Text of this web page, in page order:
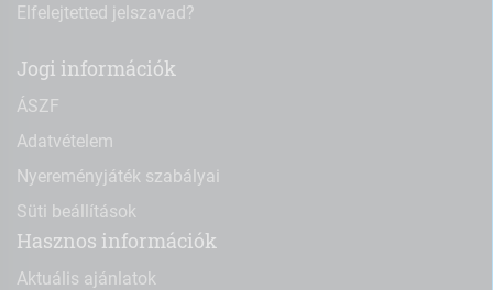
Elfelejtetted jelszavad?
Jogi információk
ÁSZF
Adatvételem
Nyereményjáték szabályai
Süti beállítások
Hasznos információk
Aktuális ajánlatok